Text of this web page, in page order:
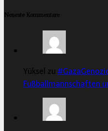
Neueste Kommentare
Yüksel zu
Fußballmannschaften